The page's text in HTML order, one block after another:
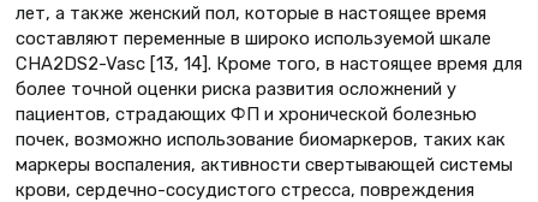
лет, а также женский пол, которые в настоящее время
составляют переменные в широко используемой шкале
CHA2DS2-Vasc [13, 14]. Кроме того, в настоящее время для
более точной оценки риска развития осложнений у
пациентов, страдающих ФП и хронической болезнью
почек, возможно использование биомаркеров, таких как
маркеры воспаления, активности свертывающей системы
крови, сердечно-сосудистого стресса, повреждения